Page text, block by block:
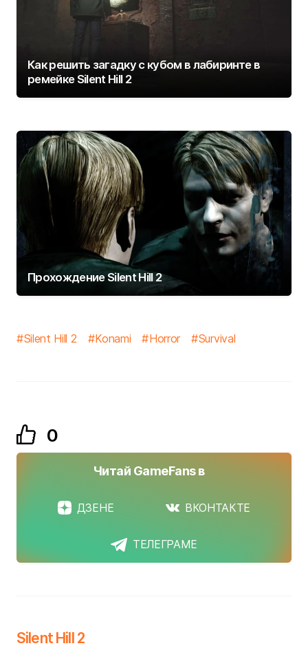
Как решить загадку с кубом в лабиринте в
ремейке Silent Hill 2
Прохождение Silent Hill 2
Silent Hill 2 Konami Horror Survival
0
Читай GameFans в
ДЗЕНЕ ВКОНТАКТЕ
ТЕЛЕГРАМЕ
Silent Hill 2